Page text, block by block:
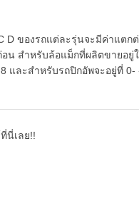
รถแต่ละรุ่นจะมีค่าแตกต่า
น สำหรับล้อแม็กที่ผลิตขายอยู่
และสำหรับรถปิกอัพจะอยู่ที่
นี่เลย!!